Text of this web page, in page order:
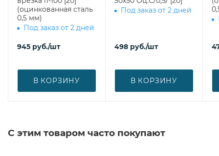
(оцинкованная сталь
0,5 мм)
Под заказ от 2 дней
945 руб./шт
В КОРЗИНУ
Под заказ от 2 дней
498 руб./шт
В КОРЗИНУ
С этим товаром часто покупают